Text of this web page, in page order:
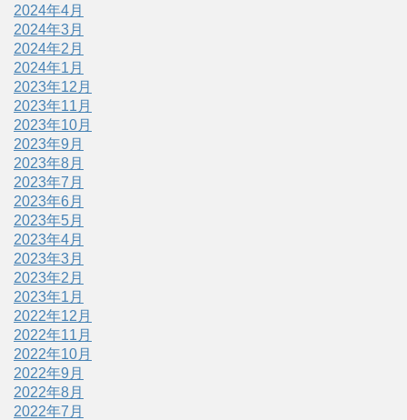
2024年4月
2024年3月
2024年2月
2024年1月
2023年12月
2023年11月
2023年10月
2023年9月
2023年8月
2023年7月
2023年6月
2023年5月
2023年4月
2023年3月
2023年2月
2023年1月
2022年12月
2022年11月
2022年10月
2022年9月
2022年8月
2022年7月